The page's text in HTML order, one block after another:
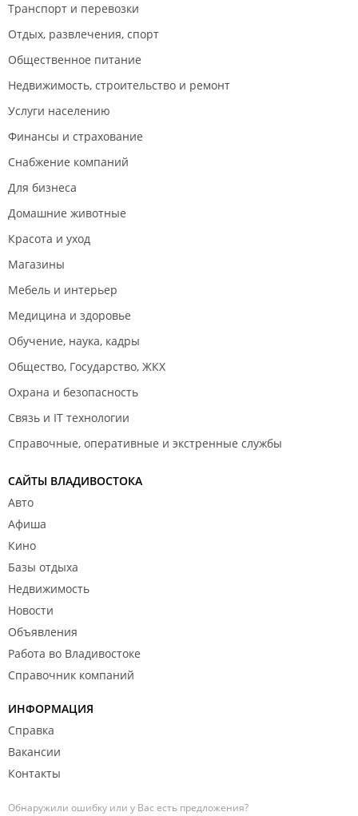
Транспорт и перевозки
Отдых, развлечения, спорт
Общественное питание
Недвижимость, строительство и ремонт
Услуги населению
Финансы и страхование
Снабжение компаний
Для бизнеса
Домашние животные
Красота и уход
Магазины
Мебель и интерьер
Медицина и здоровье
Обучение, наука, кадры
Общество, Государство, ЖКХ
Охрана и безопасность
Связь и IT технологии
Справочные, оперативные и экстренные службы
САЙТЫ ВЛАДИВОСТОКА
Авто
Афиша
Кино
Базы отдыха
Недвижимость
Новости
Объявления
Работа во Владивостоке
Справочник компаний
ИНФОРМАЦИЯ
Справка
Вакансии
Контакты
Обнаружили ошибку или у Вас есть предложения?